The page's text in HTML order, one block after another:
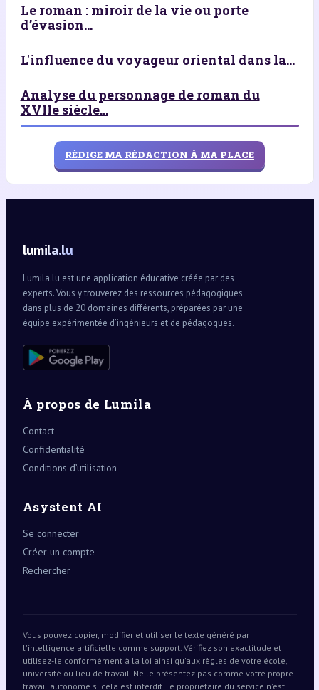
Le roman : miroir de la vie ou porte
d’évasion...
L'influence du voyageur oriental dans la...
Analyse du personnage de roman du
XVIIe siècle...
RÉDIGE MA RÉDACTION À MA PLACE
lumila.lu
Lumila.lu est une application éducative créée par des
experts. Vous y trouverez des ressources pédagogiques
dans plus de 20 domaines différents, préparées par une
équipe expérimentée d’ingénieurs et de pédagogues.
À propos de Lumila
Contact
Confidentialité
Conditions d’utilisation
Asystent AI
Se connecter
Créer un compte
Rechercher
Vous pouvez copier, modifier et utiliser le texte généré par
l'intelligence artificielle comme support. Vérifiez son exactitude et
utilisez-le conformément à la loi ainsi qu'aux règles de votre école,
université ou lieu de travail. Ne le présentez pas comme votre propre
travail autonome si cela est interdit. Le propriétaire du service n'est